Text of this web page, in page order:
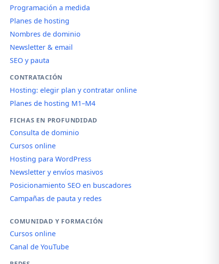
Programación a medida
Planes de hosting
Nombres de dominio
Newsletter & email
SEO y pauta
CONTRATACIÓN
Hosting: elegir plan y contratar online
Planes de hosting M1–M4
FICHAS EN PROFUNDIDAD
Consulta de dominio
Cursos online
Hosting para WordPress
Newsletter y envíos masivos
Posicionamiento SEO en buscadores
Campañas de pauta y redes
COMUNIDAD Y FORMACIÓN
Cursos online
Canal de YouTube